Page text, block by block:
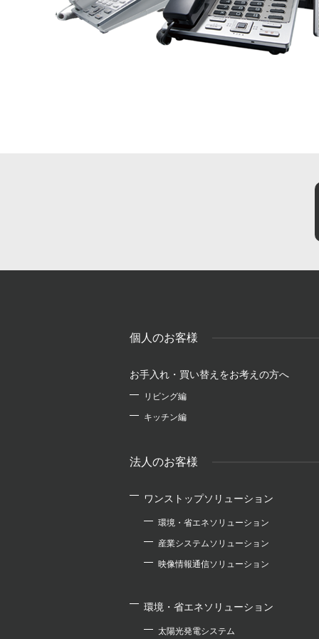
個人のお客様
お手入れ・買い替えをお考えの方へ
リビング編
キッチン編
法人のお客様
ワンストップソリューション
環境・省エネソリューション
産業システムソリューション
映像情報通信ソリューション
環境・省エネソリューション
太陽光発電システム